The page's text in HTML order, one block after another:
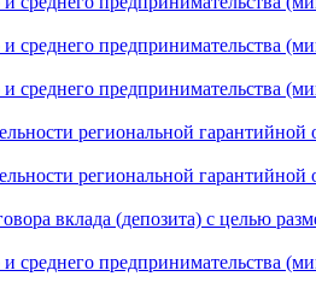
предпринимательства
предпринимательства
региональной гарантийной
региональной гарантийной
вклада (депозита) с целью
предпринимательства